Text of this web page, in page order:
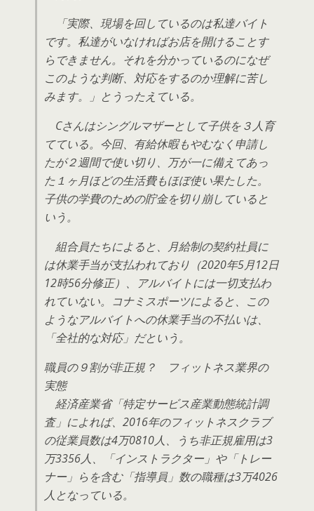
「実際、現場を回しているのは私達バイト
です。私達がいなければお店を開けることす
らできません。それを分かっているのになぜ
このような判断、対応をするのか理解に苦し
みます。」とうったえている。
Cさんはシングルマザーとして子供を３人育
てている。今回、有給休暇もやむなく申請し
たが２週間で使い切り、万が一に備えてあっ
た１ヶ月ほどの生活費もほぼ使い果たした。
子供の学費のための貯金を切り崩していると
いう。
組合員たちによると、月給制の契約社員に
は休業手当が支払われており（2020年5月12日
12時56分修正）、アルバイトには一切支払わ
れていない。コナミスポーツによると、この
ようなアルバイトへの休業手当の不払いは、
「全社的な対応」だという。
職員の９割が非正規？ フィットネス業界の
実態
経済産業省「特定サービス産業動態統計調
査」によれば、2016年のフィットネスクラブ
の従業員数は4万0810人、うち非正規雇用は3
万3356人、「インストラクター」や「トレー
ナー」らを含む「指導員」数の職種は3万4026
人となっている。